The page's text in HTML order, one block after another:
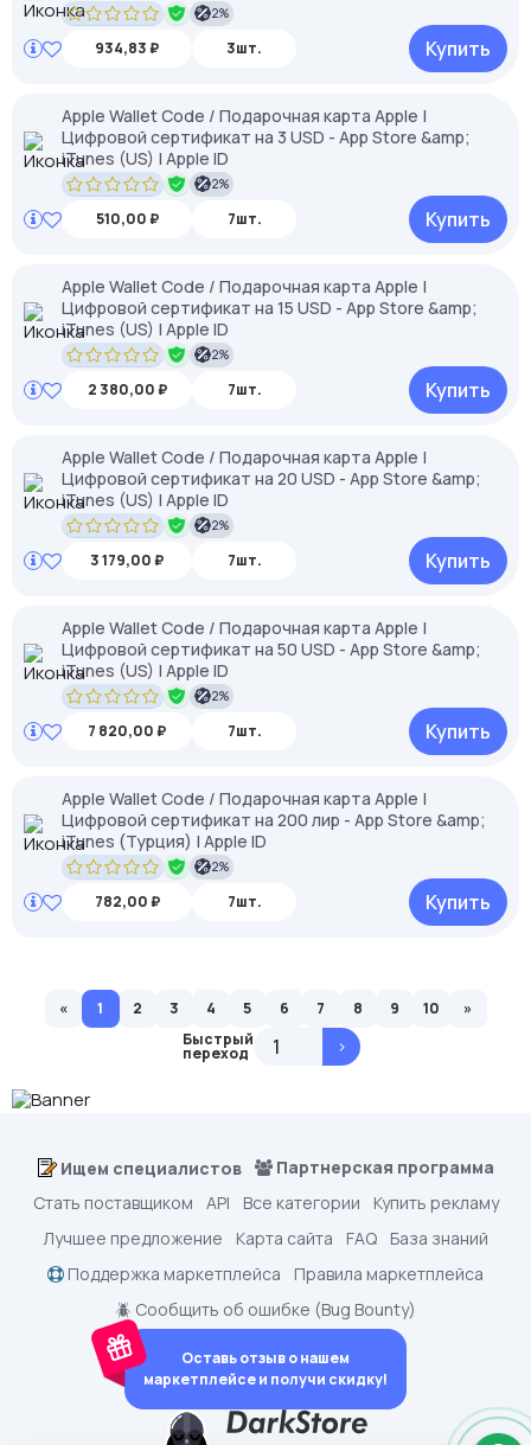
2%
934,83 ₽ 3шт. Купить
Apple Wallet Code / Подарочная карта Apple |
Цифровой сертификат на 3 USD - App Store &amp;
iTunes (US) | Apple ID
2%
510,00 ₽ 7шт. Купить
Apple Wallet Code / Подарочная карта Apple |
Цифровой сертификат на 15 USD - App Store &amp;
iTunes (US) | Apple ID
2%
2 380,00 ₽ 7шт. Купить
Apple Wallet Code / Подарочная карта Apple |
Цифровой сертификат на 20 USD - App Store &amp;
iTunes (US) | Apple ID
2%
3 179,00 ₽ 7шт. Купить
Apple Wallet Code / Подарочная карта Apple |
Цифровой сертификат на 50 USD - App Store &amp;
iTunes (US) | Apple ID
2%
7 820,00 ₽ 7шт. Купить
Apple Wallet Code / Подарочная карта Apple |
Цифровой сертификат на 200 лир - App Store &amp;
iTunes (Турция) | Apple ID
2%
782,00 ₽ 7шт. Купить
« 1 2 3 4 5 6 7 8 9 10
»
Быстрый
переход >
Ищем специалистов
Партнерская программа
Стать поставщиком
API Все категории
Купить рекламу
Лучшее предложение
Карта сайта FAQ
База знаний
Поддержка маркетплейса
Правила маркетплейса
🪲 Сообщить об ошибке (Bug Bounty)
Оставь отзыв о нашем
маркетплейсе и получи скидку!